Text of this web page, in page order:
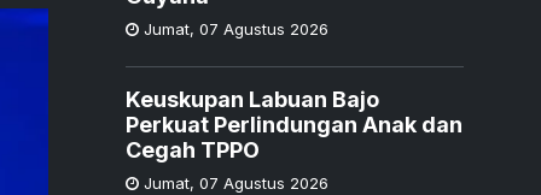
Jumat, 07 Agustus 2026
Keuskupan Labuan Bajo
Perkuat Perlindungan Anak dan
Cegah TPPO
Jumat, 07 Agustus 2026